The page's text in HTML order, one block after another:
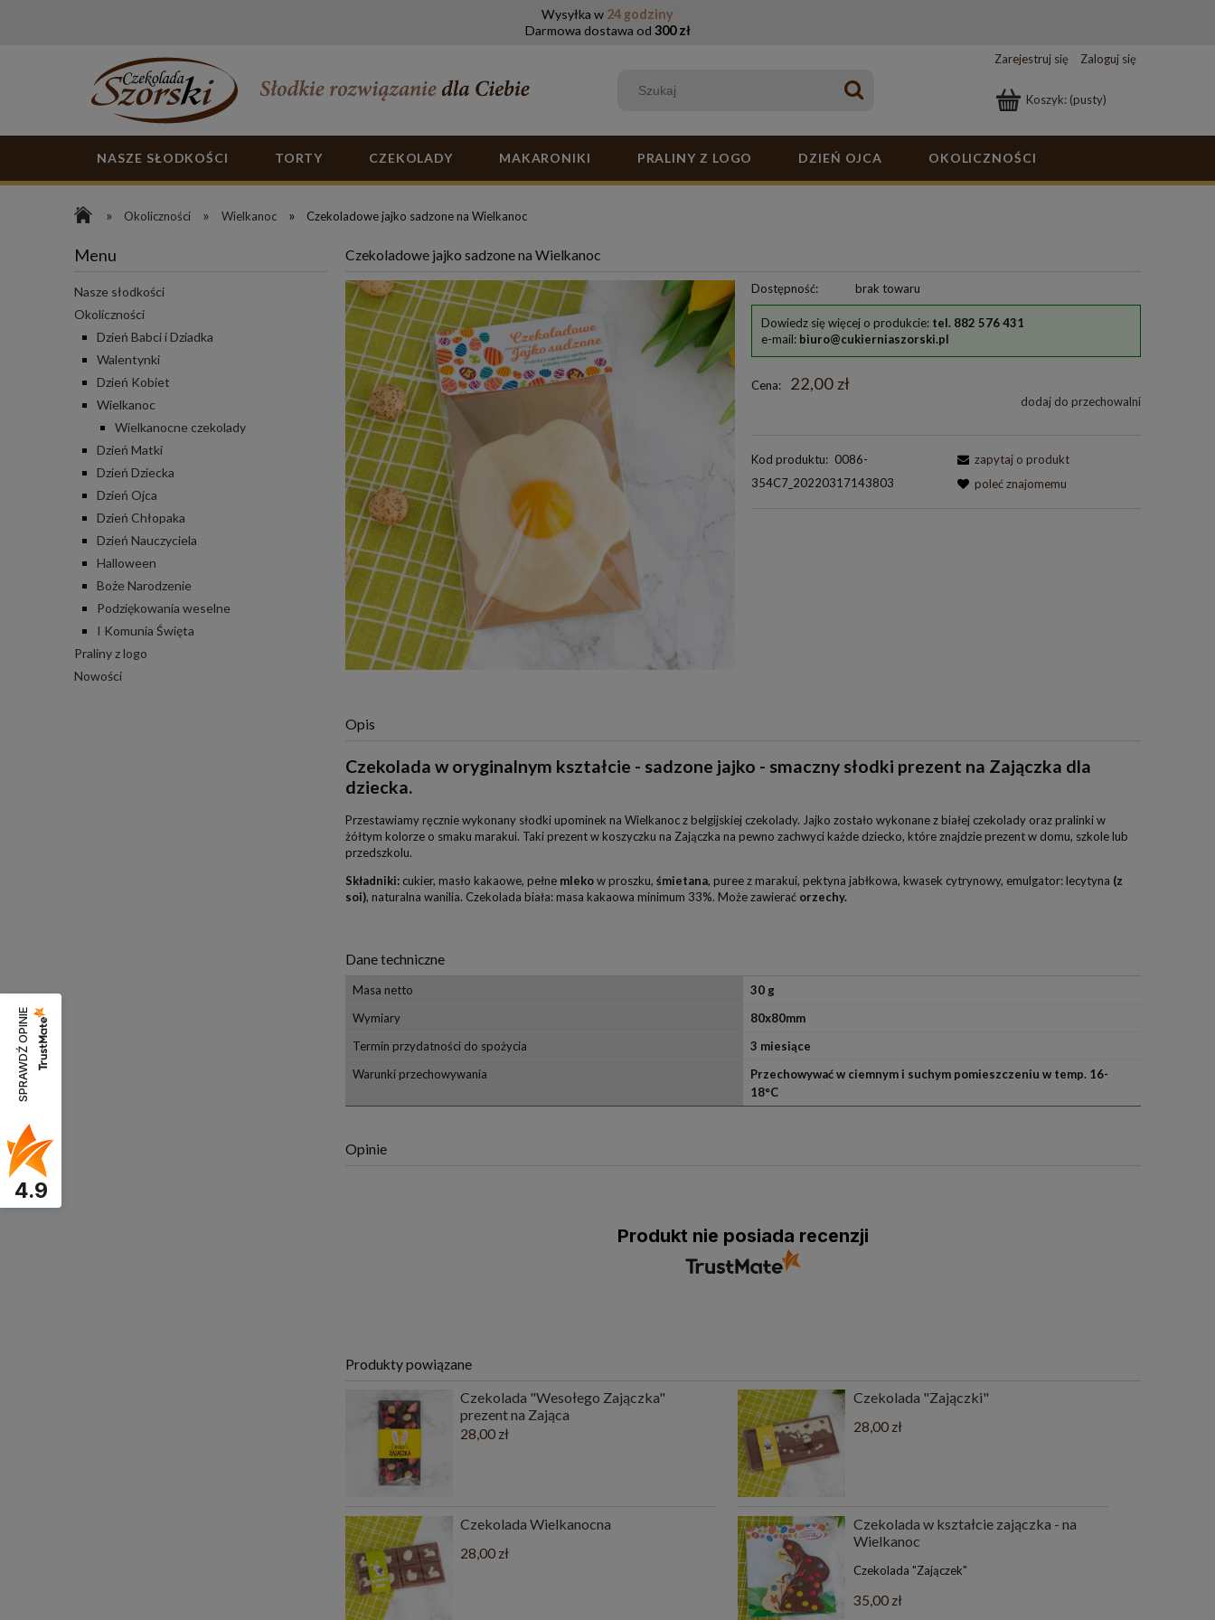
Wysyłka w 24 godziny
Darmowa dostawa od 300 zł
Zarejestruj się Zaloguj się
Koszyk: (pusty)
NASZE SŁODKOŚCI TORTY CZEKOLADY MAKARONIKI PRALINY Z LOGO DZIEŃ OJCA OKOLICZNOŚCI
» Okoliczności » Wielkanoc » Czekoladowe jajko sadzone na Wielkanoc
Menu
Nasze słodkości
Okoliczności
Dzień Babci i Dziadka
Walentynki
Dzień Kobiet
Wielkanoc
Wielkanocne czekolady
Dzień Matki
Dzień Dziecka
Dzień Ojca
Dzień Chłopaka
Dzień Nauczyciela
Halloween
Boże Narodzenie
Podziękowania weselne
I Komunia Święta
Praliny z logo
Nowości
Czekoladowe jajko sadzone na Wielkanoc
Dostępność: brak towaru
Dowiedz się więcej o produkcie: tel. 882 576 431
e-mail: biuro@cukierniaszorski.pl
Cena: 22,00 zł
dodaj do przechowalni
Kod produktu: 0086-
354C7_20220317143803
zapytaj o produkt
poleć znajomemu
Opis
Czekolada w oryginalnym kształcie - sadzone jajko - smaczny słodki prezent na Zajączka dla
dziecka.
Przestawiamy ręcznie wykonany słodki upominek na Wielkanoc z belgijskiej czekolady. Jajko zostało wykonane z białej czekolady oraz pralinki w
żółtym kolorze o smaku marakui. Taki prezent w koszyczku na Zajączka na pewno zachwyci każde dziecko, które znajdzie prezent w domu, szkole lub
przedszkolu.
Składniki: cukier, masło kakaowe, pełne mlekow proszku, śmietana, puree z marakui, pektyna jabłkowa, kwasek cytrynowy, emulgator: lecytyna (z
soi), naturalna wanilia. Czekolada biała: masa kakaowa minimum 33%. Może zawierać orzechy.
Dane techniczne
Masa netto
30 g
Wymiary
80x80mm
Termin przydatności do spożycia
3 miesiące
Warunki przechowywania
Przechowywać w ciemnym i suchym pomieszczeniu w temp. 16-
18°C
Opinie
Produkt nie posiada recenzji
Produkty powiązane
Czekolada "Wesołego Zajączka"
prezent na Zająca
28,00 zł
Czekolada "Zajączki"
28,00 zł
Czekolada Wielkanocna
28,00 zł
Czekolada w kształcie zajączka - na
Wielkanoc
Czekolada "Zajączek"
35,00 zł
SPRAWDŹ OPINIE
4.9